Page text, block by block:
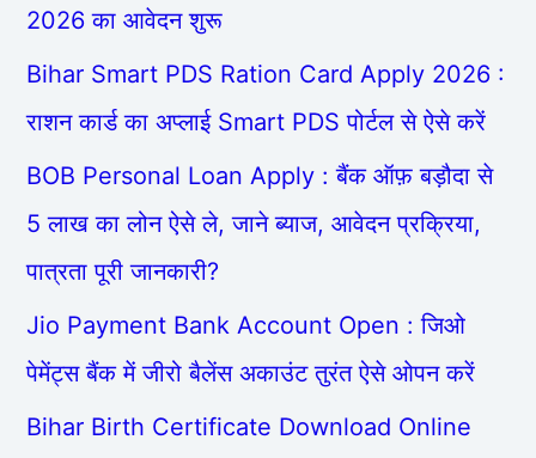
2026 का आवेदन शुरू
Bihar Smart PDS Ration Card Apply 2026 :
राशन कार्ड का अप्लाई Smart PDS पोर्टल से ऐसे करें
BOB Personal Loan Apply : बैंक ऑफ़ बड़ौदा से
5 लाख का लोन ऐसे ले, जाने ब्याज, आवेदन प्रक्रिया,
पात्रता पूरी जानकारी?
Jio Payment Bank Account Open : जिओ
पेमेंट्स बैंक में जीरो बैलेंस अकाउंट तुरंत ऐसे ओपन करें
Bihar Birth Certificate Download Online